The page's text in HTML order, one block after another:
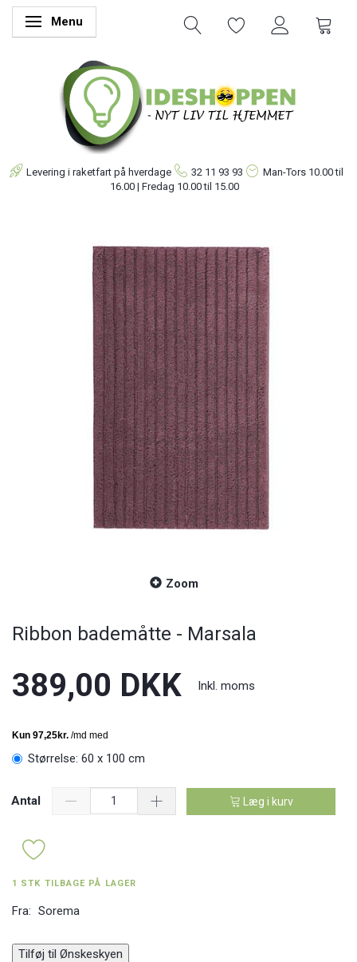
Skifte navigation
Menu
Levering i raketfart på hverdage 32 11 93 93 Man-Tors 10.00 til
16.00 | Fredag 10.00 til 15.00
Zoom
Ribbon bademåtte - Marsala
389,00 DKK Inkl. moms
Størrelse: 60 x 100 cm
Antal Læg i kurv
1 STK TILBAGE PÅ LAGER
Fra: Sorema
Tilføj til Ønskeskyen